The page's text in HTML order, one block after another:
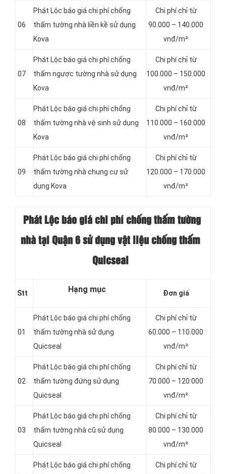
06
Phát Lộc báo giá chi phí chống
thấm tường nhà liền kề sử dụng
Kova
Chi phí chỉ từ
90.000 – 140.000
vnđ/m²
07
Phát Lộc báo giá chi phí chống
thấm ngược tường nhà sử dụng
Kova
Chi phí chỉ từ
100.000 – 150.000
vnđ/m²
08
Phát Lộc báo giá chi phí chống
thấm tường nhà vệ sinh sử dụng
Kova
Chi phí chỉ từ
110.000 – 160.000
vnđ/m²
09
Phát Lộc báo giá chi phí chống
thấm tường nhà chung cư sử
dụng Kova
Chi phí chỉ từ
120.000 – 170.000
vnđ/m²
Phát Lộc báo giá chi phí chống thấmtường
nhà tại Quận 6 sử dụng vật liệu chống thấm
Quicseal
Stt Hạng mục Đơn giá
01
Phát Lộc báo giá chi phí chống
thấm tường nhà sử dụng
Quicseal
Chi phí chỉ từ
60.000 – 110.000
vnđ/m²
02
Phát Lộc báo giá chi phí chống
thấm tường đứng sử dụng
Quicseal
Chi phí chỉ từ
70.000 – 120.000
vnđ/m²
03
Phát Lộc báo giá chi phí chống
thấm tường nhà cũ sử dụng
Quicseal
Chi phí chỉ từ
80.000 – 130.000
vnđ/m²
Phát Lộc báo giá chi phí chống
Chi phí chỉ từ